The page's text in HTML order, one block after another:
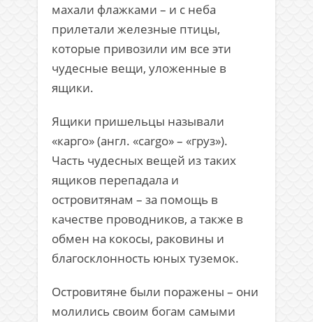
махали флажками – и с неба
прилетали железные птицы,
которые привозили им все эти
чудесные вещи, уложенные в
ящики.
Ящики пришельцы называли
«карго» (англ. «cargo» – «груз»).
Часть чудесных вещей из таких
ящиков перепадала и
островитянам – за помощь в
качестве проводников, а также в
обмен на кокосы, раковины и
благосклонность юных туземок.
Островитяне были поражены – они
молились своим богам самыми